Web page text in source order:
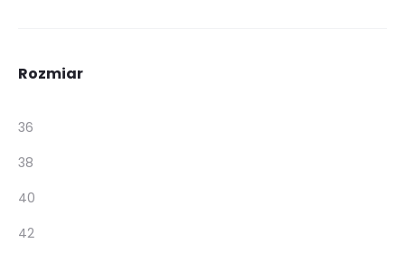
Rozmiar
36
38
40
42